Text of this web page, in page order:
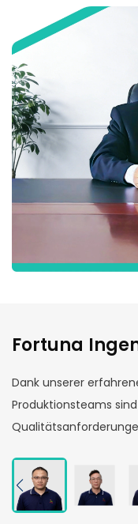
Fortuna
Dank unserer
Produktionsteams